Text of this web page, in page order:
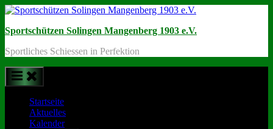
Skip
content
Sportschützen Solingen Mangenberg 1903 e.V.
Sportliches Schiessen in Perfektion
Startseite
Aktuelles
Kalender